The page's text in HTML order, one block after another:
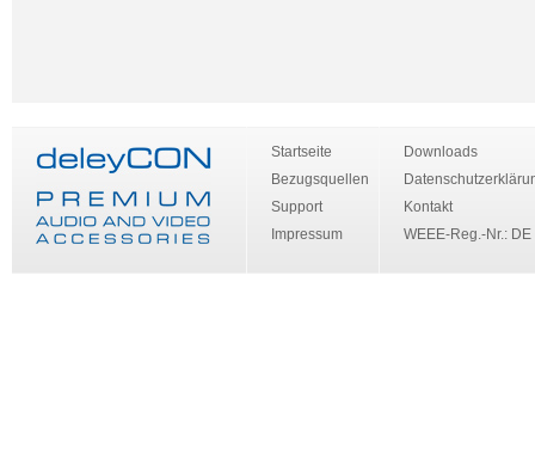
Startseite
Bezugsquellen
Support
Impressum
Downloads
Kontakt
WEEE-Reg.-Nr.: